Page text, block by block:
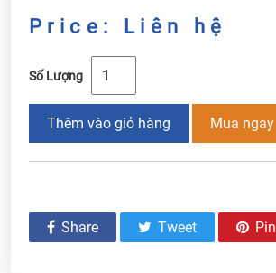
Price: Liên hệ
Số Lượng
Thêm vào giỏ hàng Mua ngay
Share Tweet Pin